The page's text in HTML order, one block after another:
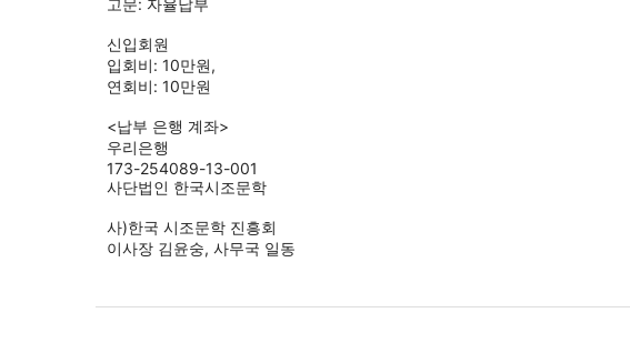
고문: 자율납부
신입회원
입회비: 10만원,
연회비: 10만원
<납부 은행 계좌>
우리은행
173-254089-13-001
사단법인 한국시조문학
사)한국 시조문학 진흥회
이사장 김윤숭, 사무국 일동